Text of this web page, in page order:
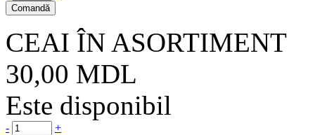
Comandă
CEAI ÎN ASORTIMENT
30,00 MDL
Este disponibil
- +